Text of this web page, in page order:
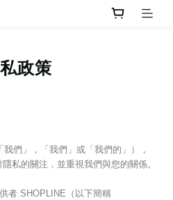
政策
們」，「我們」或「我們的」），
私的關注，並重視我們與您的關係。
者 SHOPLINE（以下簡稱